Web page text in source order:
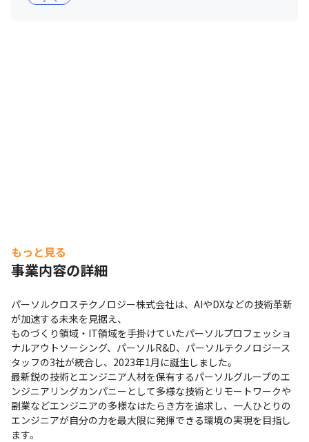
もっと見る
事業内容の詳細
パーソルクロステクノロジー株式会社は、AIやDXなどの技術革新
が加速する未来を見据え、
ものづくり領域・IT領域を手掛けていたパーソルプロフェッショ
ナルアウトソーシング、パーソルR&D、パーソルテクノロジース
タッフの3社が統合し、2023年1月に誕生しました。
最新鋭の技術とエンジニア人材を保有するパーソルグループのエ
ンジニアリングカンパニーとして多様な技術とリモートワークや
副業などエンジニアの多様なはたらき方を追求し、一人ひとりの
エンジニアが自分の力を最大限に発揮できる環境の実現を目指し
ます。